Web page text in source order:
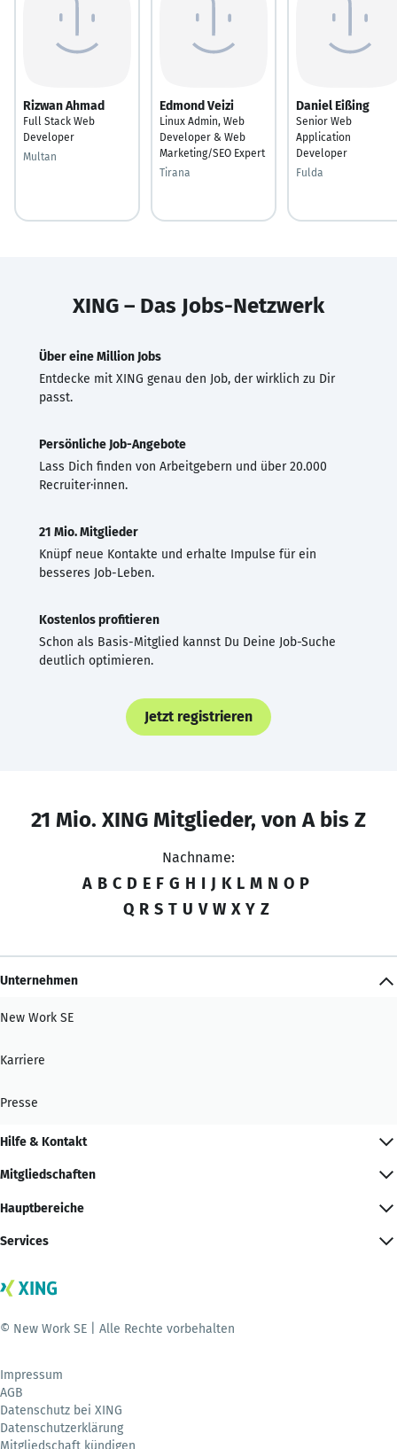
Rizwan Ahmad
Full Stack Web
Developer
Multan
Edmond Veizi
Linux Admin, Web
Developer & Web
Marketing/SEO Expert
Tirana
Daniel Eißing
Senior Web
Application
Developer
Fulda
XING – Das Jobs-Netzwerk
Über eine Million Jobs
Entdecke mit XING genau den Job, der wirklich zu Dir
passt.
Persönliche Job-Angebote
Lass Dich finden von Arbeitgebern und über 20.000
Recruiter·innen.
21 Mio. Mitglieder
Knüpf neue Kontakte und erhalte Impulse für ein
besseres Job-Leben.
Kostenlos profitieren
Schon als Basis-Mitglied kannst Du Deine Job-Suche
deutlich optimieren.
Jetzt registrieren
21 Mio. XING Mitglieder, von A bis Z
Nachname:
A B C D E F G H I J K L M N O P
Q R S T U V W X Y Z
Unternehmen
New Work SE
Karriere
Presse
Hilfe & Kontakt
Mitgliedschaften
Hauptbereiche
Services
© New Work SE | Alle Rechte vorbehalten
Impressum
AGB
Datenschutz bei XING
Datenschutzerklärung
Mitgliedschaft kündigen